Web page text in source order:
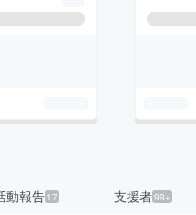
動報告 17 支援者99+